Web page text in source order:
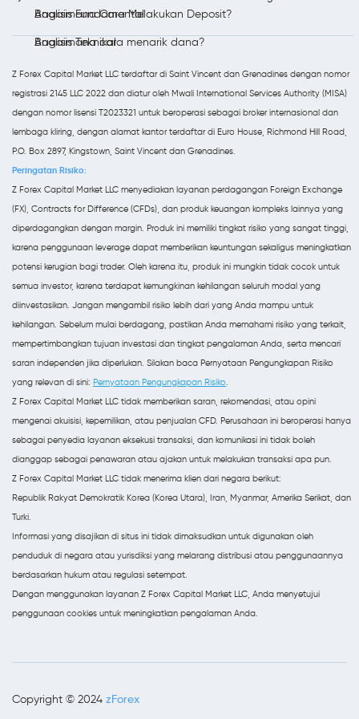
Analisis Fundamental
Analisis Teknikal
Bagaimana Cara Melakukan Deposit?
Bagaimana cara menarik dana?
Z Forex Capital Market LLC terdaftar di Saint Vincent dan Grenadines dengan nomor
registrasi 2145 LLC 2022 dan diatur oleh Mwali International Services Authority (MISA)
dengan nomor lisensi T2023321 untuk beroperasi sebagai broker internasional dan
lembaga kliring, dengan alamat kantor terdaftar di Euro House, Richmond Hill Road,
P.O. Box 2897, Kingstown, Saint Vincent dan Grenadines.
Peringatan Risiko:
Z Forex Capital Market LLC menyediakan layanan perdagangan Foreign Exchange
(FX), Contracts for Difference (CFDs), dan produk keuangan kompleks lainnya yang
diperdagangkan dengan margin. Produk ini memiliki tingkat risiko yang sangat tinggi,
karena penggunaan leverage dapat memberikan keuntungan sekaligus meningkatkan
potensi kerugian bagi trader. Oleh karena itu, produk ini mungkin tidak cocok untuk
semua investor, karena terdapat kemungkinan kehilangan seluruh modal yang
diinvestasikan. Jangan mengambil risiko lebih dari yang Anda mampu untuk
kehilangan. Sebelum mulai berdagang, pastikan Anda memahami risiko yang terkait,
mempertimbangkan tujuan investasi dan tingkat pengalaman Anda, serta mencari
saran independen jika diperlukan. Silakan baca Pernyataan Pengungkapan Risiko
yang relevan di sini: Pernyataan Pengungkapan Risiko
Z Forex Capital Market LLC tidak memberikan saran, rekomendasi, atau opini
mengenai akuisisi, kepemilikan, atau penjualan CFD. Perusahaan ini beroperasi hanya
sebagai penyedia layanan eksekusi transaksi, dan komunikasi ini tidak boleh
dianggap sebagai penawaran atau ajakan untuk melakukan transaksi apa pun.
Z Forex Capital Market LLC tidak menerima klien dari negara berikut:
Republik Rakyat Demokratik Korea (Korea Utara), Iran, Myanmar, Amerika Serikat, dan
Turki.
Informasi yang disajikan di situs ini tidak dimaksudkan untuk digunakan oleh
penduduk di negara atau yurisdiksi yang melarang distribusi atau penggunaannya
berdasarkan hukum atau regulasi setempat.
Dengan menggunakan layanan Z Forex Capital Market LLC, Anda menyetujui
penggunaan cookies untuk meningkatkan pengalaman Anda.
Copyright © 2024 zForex